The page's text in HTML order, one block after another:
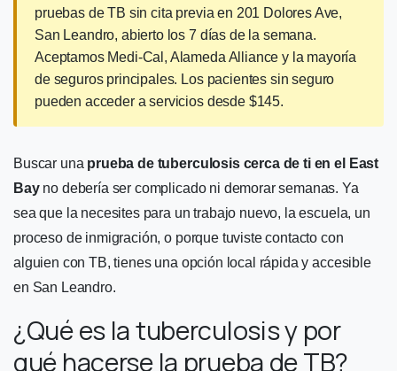
pruebas de TB sin cita previa en 201 Dolores Ave,
San Leandro, abierto los 7 días de la semana.
Aceptamos Medi-Cal, Alameda Alliance y la mayoría
de seguros principales. Los pacientes sin seguro
pueden acceder a servicios desde $145.
Buscar una prueba de tuberculosis cerca de ti en el East
Bayno debería ser complicado ni demorar semanas. Ya
sea que la necesites para un trabajo nuevo, la escuela, un
proceso de inmigración, o porque tuviste contacto con
alguien con TB, tienes una opción local rápida y accesible
en San Leandro.
¿Qué es la tuberculosis y por
qué hacerse la prueba de TB?